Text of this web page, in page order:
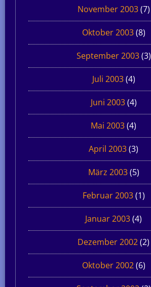
November 2003(7)
Oktober 2003(8)
September 2003(3)
Juli 2003(4)
Juni 2003(4)
Mai 2003(4)
April 2003(3)
März 2003(5)
Februar 2003(1)
Januar 2003(4)
Dezember 2002(2)
Oktober 2002(6)